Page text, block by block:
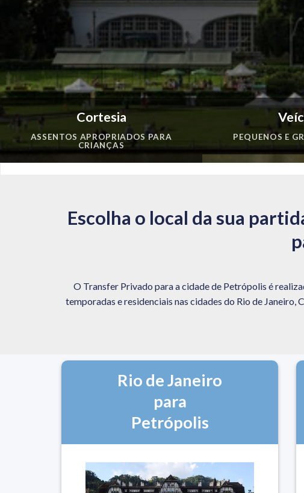
Cortesia
ASSENTOS APROPRIADOS PARA
CRIANÇAS
PEQUENOS E
Escolha o local da sua
O Transfer Privado para a cidade de Petrópolis é
temporadas e residenciais nas cidades do Rio de Janeiro,
Rio de Janeiro
para
Petrópolis